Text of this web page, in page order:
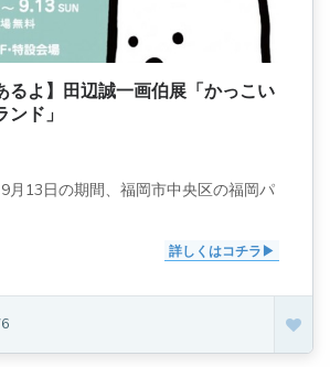
るよ】田辺誠一画伯展「かっこい
ド」
月13日の期間、福岡市中央区の福岡パ
詳しくはコチラ